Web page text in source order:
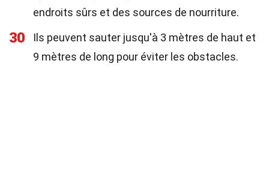
endroits sûrs et des sources de nourriture.
30
Ils peuvent sauter jusqu'à 3 mètres de haut et
9 mètres de long pour éviter les obstacles.